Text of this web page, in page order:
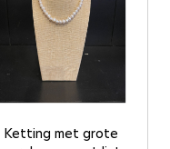
Ketting met grote